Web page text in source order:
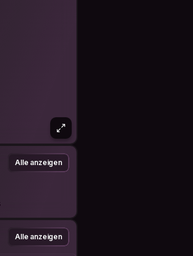
Alle anzeigen
Alle anzeigen